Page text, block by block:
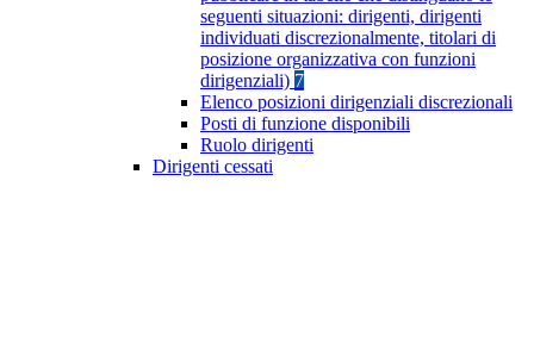
seguenti situazioni: dirigenti, dirigenti
individuati discrezionalmente, titolari di
posizione organizzativa con funzioni
dirigenziali) 7
Elenco posizioni dirigenziali discrezionali
Posti di funzione disponibili
Ruolo dirigenti
Dirigenti cessati